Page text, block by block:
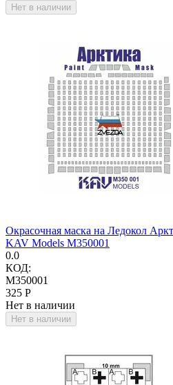
Нет в наличии
Окрасочная маска на Ледокол
KAV Models M350001
0.0
КОД:
M350001
‍325‍ Р
Нет в наличии
Нет в наличии